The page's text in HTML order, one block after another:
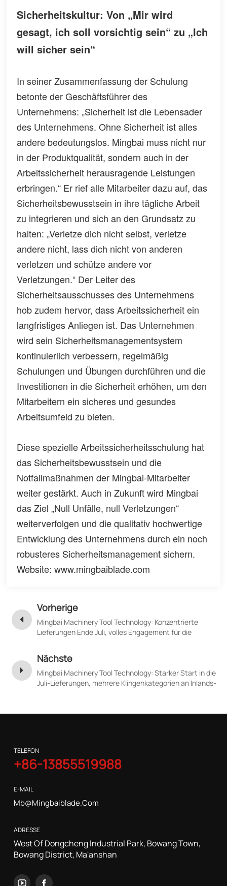
Sicherheitskultur: Von „Mir wird
gesagt, ich soll vorsichtig sein“ zu „Ich
will sicher sein“
In seiner Zusammenfassung der Schulung
betonte der Geschäftsführer des
Unternehmens: „Sicherheit ist die Lebensader
des Unternehmens. Ohne Sicherheit ist alles
andere bedeutungslos. Mingbai muss nicht nur
in der Produktqualität, sondern auch in der
Arbeitssicherheit herausragende Leistungen
erbringen.“ Er rief alle Mitarbeiter dazu auf, das
Sicherheitsbewusstsein in ihre tägliche Arbeit
zu integrieren und sich an den Grundsatz zu
halten: „Verletze dich nicht selbst, verletze
andere nicht, lass dich nicht von anderen
verletzen und schütze andere vor
Verletzungen.“ Der Leiter des
Sicherheitsausschusses des Unternehmens
hob zudem hervor, dass Arbeitssicherheit ein
langfristiges Anliegen ist. Das Unternehmen
wird sein Sicherheitsmanagementsystem
kontinuierlich verbessern, regelmäßig
Schulungen und Übungen durchführen und die
Investitionen in die Sicherheit erhöhen, um den
Mitarbeitern ein sicheres und gesundes
Arbeitsumfeld zu bieten.
Diese spezielle Arbeitssicherheitsschulung hat
das Sicherheitsbewusstsein und die
Notfallmaßnahmen der Mingbai-Mitarbeiter
weiter gestärkt. Auch in Zukunft wird Mingbai
das Ziel „Null Unfälle, null Verletzungen“
weiterverfolgen und die qualitativ hochwertige
Entwicklung des Unternehmens durch ein noch
robusteres Sicherheitsmanagement sichern.
Website: www.mingbaiblade.com
Vorherige
Mingbai Machinery Tool Technology: Konzentrierte
Lieferungen Ende Juli, volles Engagement für die
Nächste
Mingbai Machinery Tool Technology: Starker Start in die
Juli-Lieferungen, mehrere Klingenkategorien an Inlands-
TELEFON
+86-13855519988
E-MAIL
Mb@mingbaiblade.com
ADRESSE
West Of Dongcheng Industrial Park, Bowang Town,
Bowang District, Ma'anshan